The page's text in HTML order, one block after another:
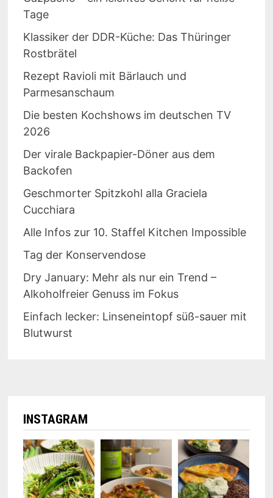
Tage
Klassiker der DDR-Küche: Das Thüringer
Rostbrätel
Rezept Ravioli mit Bärlauch und
Parmesanschaum
Die besten Kochshows im deutschen TV
2026
Der virale Backpapier-Döner aus dem
Backofen
Geschmorter Spitzkohl alla Graciela
Cucchiara
Alle Infos zur 10. Staffel Kitchen Impossible
Tag der Konservendose
Dry January: Mehr als nur ein Trend –
Alkoholfreier Genuss im Fokus
Einfach lecker: Linseneintopf süß-sauer mit
Blutwurst
INSTAGRAM